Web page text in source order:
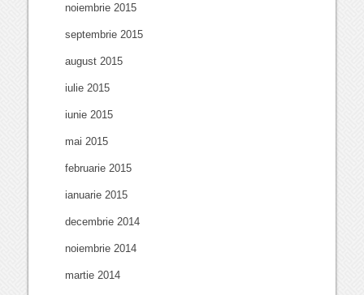
noiembrie 2015
septembrie 2015
august 2015
iulie 2015
iunie 2015
mai 2015
februarie 2015
ianuarie 2015
decembrie 2014
noiembrie 2014
martie 2014